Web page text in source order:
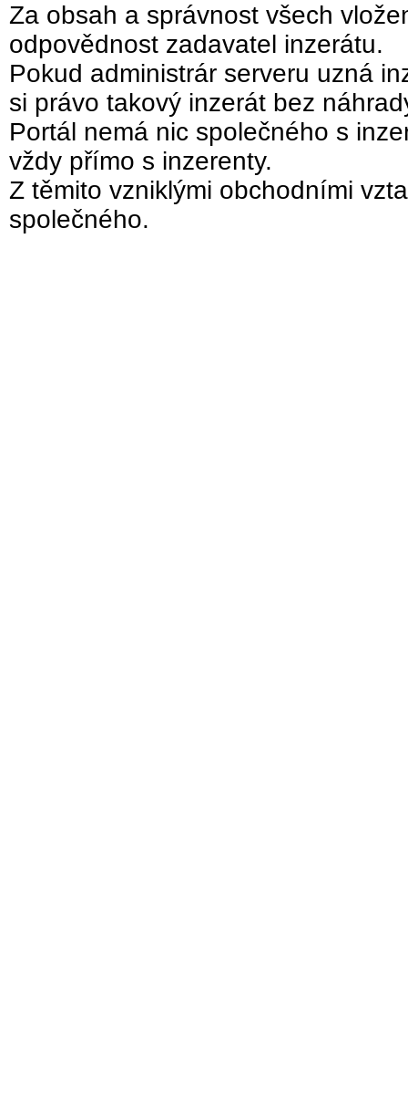
Za obsah a správnost všech
odpovědnost zadavatel inzerátu.
Pokud administrár serveru uzná
si právo takový inzerát bez
Portál nemá nic společného s
vždy přímo s inzerenty.
Z těmito vzniklými obchodními
společného.